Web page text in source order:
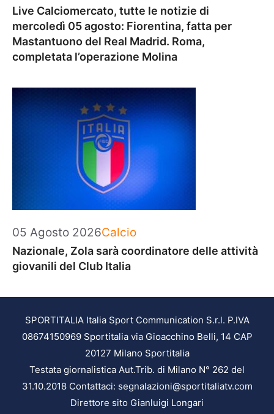
Live Calciomercato, tutte le notizie di
mercoledì 05 agosto: Fiorentina, fatta per
Mastantuono del Real Madrid. Roma,
completata l’operazione Molina
05 Agosto 2026Categorie
Calcio
Nazionale, Zola sarà coordinatore delle attività
giovanili del Club Italia
SPORTITALIA Italia Sport Communication S.r.l. P.IVA
08674150969 Sportitalia via Gioacchino Belli, 14 CAP
20127 Milano Sportitalia
Testata giornalistica Aut.Trib. di Milano N° 262 del
31.10.2018 Contattaci: segnalazioni@sportitaliatv.com
Direttore sito Gianluigi Longari